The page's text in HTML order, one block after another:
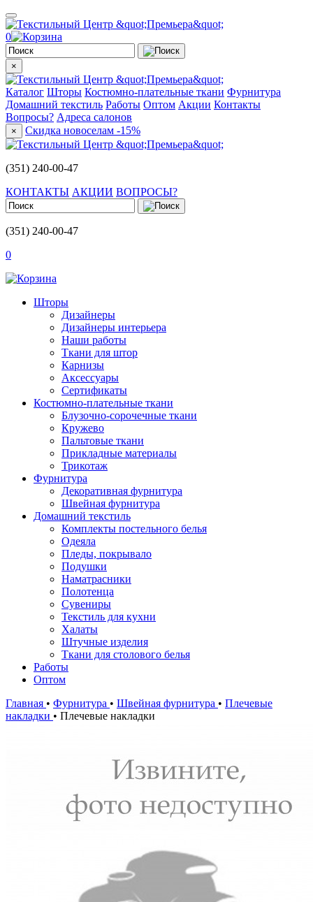
0
×
Каталог Шторы Костюмно-плательные ткани Фурнитура
Домашний текстиль Работы Оптом Акции Контакты
Вопросы? Адреса салонов
× Скидка новоселам -15%
(351) 240-00-47
КОНТАКТЫ АКЦИИ ВОПРОСЫ?
(351) 240-00-47
0
Шторы
Дизайнеры
Дизайнеры интерьера
Наши работы
Ткани для штор
Карнизы
Аксессуары
Сертификаты
Костюмно-плательные ткани
Блузочно-сорочечные ткани
Кружево
Пальтовые ткани
Прикладные материалы
Трикотаж
Фурнитура
Декоративная фурнитура
Швейная фурнитура
Домашний текстиль
Комплекты постельного белья
Одеяла
Пледы, покрывало
Подушки
Наматрасники
Полотенца
Сувениры
Текстиль для кухни
Халаты
Штучные изделия
Ткани для столового белья
Работы
Оптом
Главная • Фурнитура • Швейная фурнитура • Плечевые
накладки • Плечевые накладки